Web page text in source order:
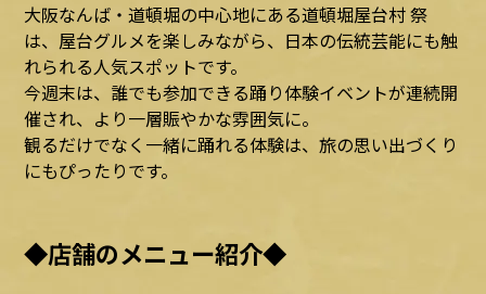
大阪なんば・道頓堀の中心地にある道頓堀屋台村 祭
は、屋台グルメを楽しみながら、日本の伝統芸能にも触
れられる人気スポットです。
今週末は、誰でも参加できる踊り体験イベントが連続開
催され、より一層賑やかな雰囲気に。
観るだけでなく一緒に踊れる体験は、旅の思い出づくり
にもぴったりです。
◆店舗のメニュー紹介◆